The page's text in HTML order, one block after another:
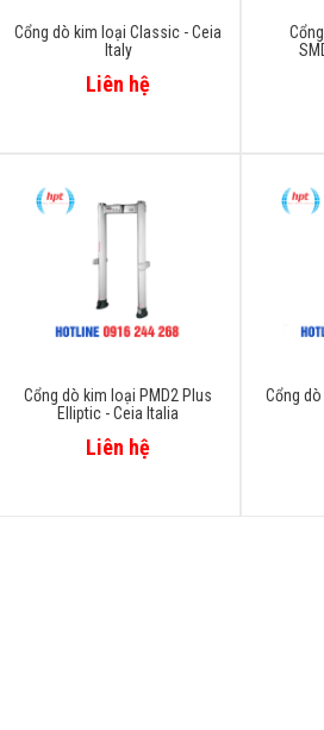
Cổng dò kim loại Classic - Ceia
Italy
Liên hệ
Cổng dò kim loại PMD2 Plus
Elliptic - Ceia Italia
Liên hệ
Cổng